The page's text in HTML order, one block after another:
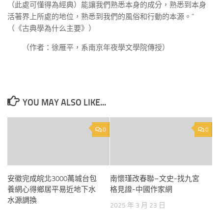
（此處可懂得為經典）能讓我們熟悉本身的成分，熟悉到本身
活著界上所處的地位，熟悉到我們的風俗和行動的本源。”
（《古典學為什么主要》）
（作者：徐雁平，系南京年夜學文學院傳授）
YOU MAY ALSO LIKE...
0
安徽完成皖北3000萬城台包
養網心得鄉居平易近地下水
水源調換
0
南懷瑾改春聯–文史-找九宮
格見證-中國作家網
2025 年 3 月 23 日